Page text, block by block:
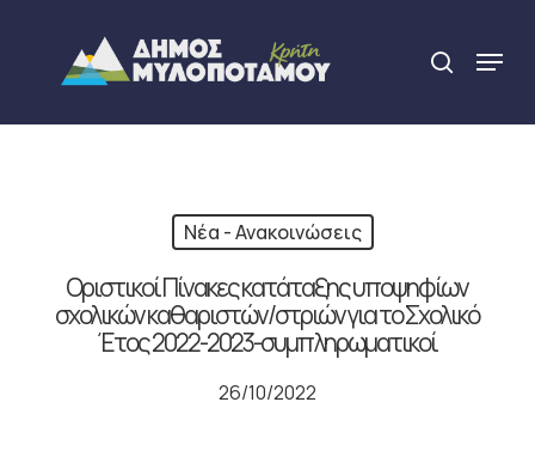
content
search
Menu
Νέα - Ανακοινώσεις
Οριστικοί Πίνακες κατάταξης υποψηφίων
σχολικών καθαριστών/στριών για το Σχολικό
Έτος 2022-2023-συμπληρωματικοί
26/10/2022
Close